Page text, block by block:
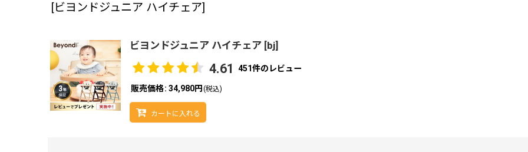
[ビヨンドジュニア ハイチェア]
ビヨンドジュニア ハイチェア [bj]
4.61 451件のレビュー
販売価格: 34,980円 (税込)
カートに入れる